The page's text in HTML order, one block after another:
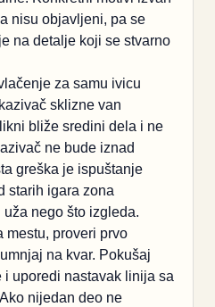
nisu objavljeni, pa se
na detalje koji se stvarno
za samu ivicu
sklizne van
bliže sredini dela i ne
ne bude iznad
greška je ispuštanje
starih igara zona
nego što izgleda.
mestu, proveri prvo
na kvar. Pokušaj
i uporedi nastavak linija sa
nijedan deo ne